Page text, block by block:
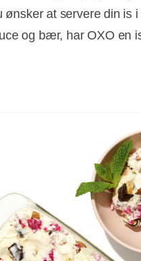
at servere din is i
og bær, har OXO en